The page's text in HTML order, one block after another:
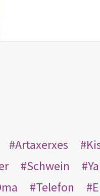
Artaxerxes
Schwein
Telefon